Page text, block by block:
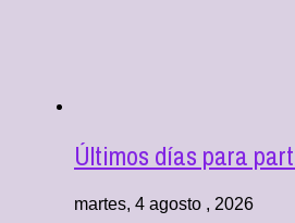
Últimos días para
martes, 4 agosto , 2026